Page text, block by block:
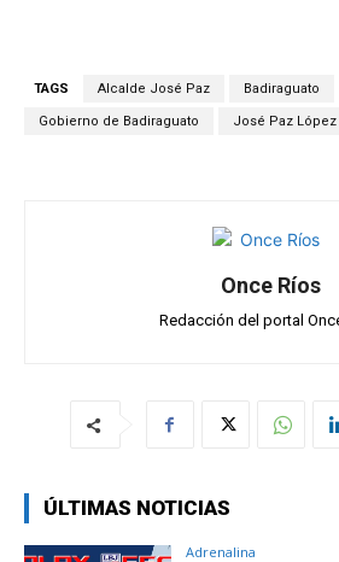
A
b
o
gr
p
TAGS Alcalde José Paz Badiraguato
Gobierno de Badiraguato José Paz
Once Ríos
Redacción del portal
ÚLTIMAS NOTICIAS
Adrenalina